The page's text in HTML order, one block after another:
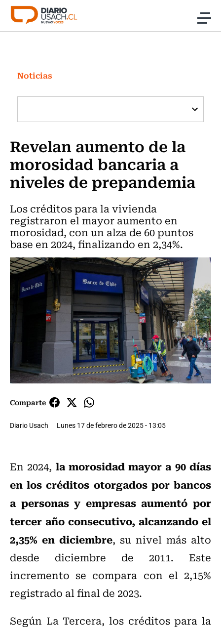
Click acá para ir directamente al contenido
Investigación
Cultura
Programas Radio y TV Usach
Noticias
Revelan aumento de la
morosidad bancaria a
niveles de prepandemia
Los créditos para la vivienda
registraron el mayor aumento en
morosidad, con un alza de 60 puntos
base en 2024, finalizando en 2,34%.
Comparte
Diario Usach Lunes 17 de febrero de 2025 - 13:05
En 2024, la morosidad mayor a 90 días
en los créditos otorgados por bancos
a personas y empresas aumentó por
tercer año consecutivo, alcanzando el
2,35% en diciembre, su nivel más alto
desde diciembre de 2011. Este
incremento se compara con el 2,15%
registrado al final de 2023.
Según La Tercera, los créditos para la